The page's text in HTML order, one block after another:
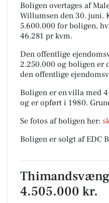
Boligen overtages af
Willumsen den 30. juni.
5.600.000 for boligen,
46.281 pr kvm.
Den offentlige
2.250.000 og boligen er
den offentlige
Boligen er en villa med
og er opført i 1980.
Se fotos af boligen her:
Boligen er solgt af EDC
4.505.000 kr.